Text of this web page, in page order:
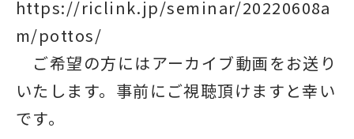
https://riclink.jp/seminar/20220608a
m/pottos/
ご希望の方にはアーカイブ動画をお送り
いたします。事前にご視聴頂けますと幸い
です。